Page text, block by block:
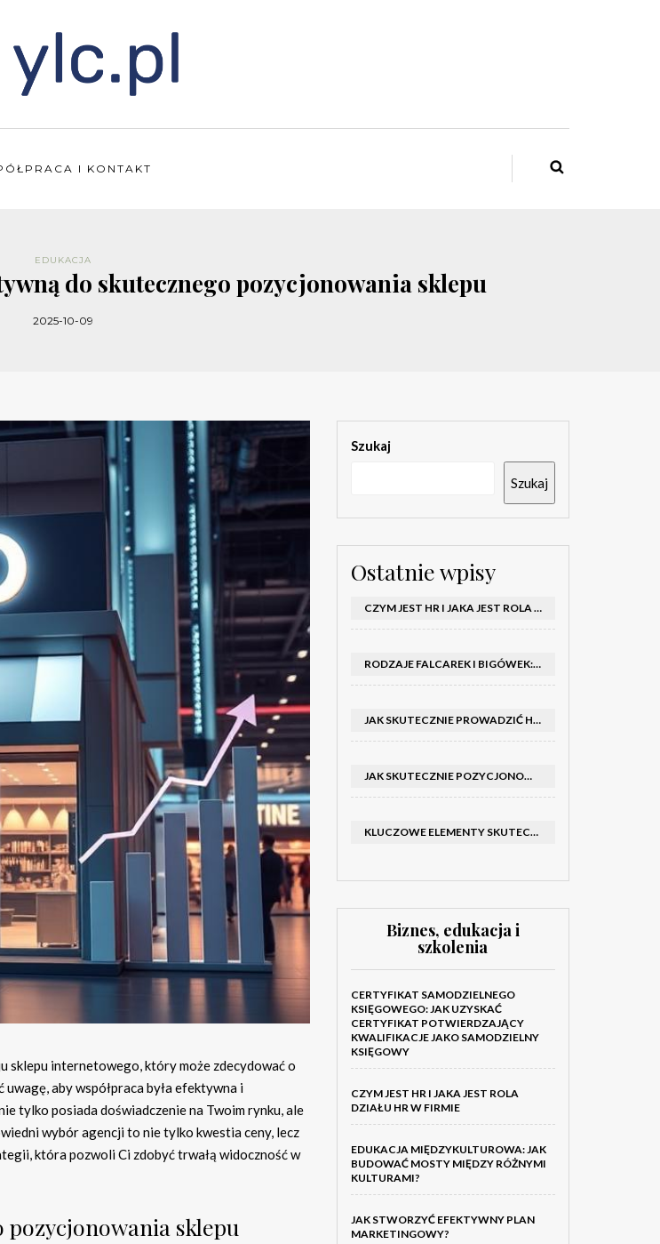
I KONTAKT
EDUKACJA
do skutecznego pozycjonowania sklepu
2025-10-09
internetowego, który może zdecydować o
aby współpraca była efektywna i
tylko posiada doświadczenie na Twoim rynku, ale
wybór agencji to nie tylko kwestia ceny, lecz
która pozwoli Ci zdobyć trwałą widoczność w
sklepu
Szukaj
Szukaj
Ostatnie wpisy
CZYM JEST HR I JAKA JEST ROLA DZIAŁU HR W FIRMIE
RODZAJE FALCAREK I BIGÓWEK: JAKIE WYBRAĆ DO PRODUKCJI?
JAK SKUTECZNIE PROWADZIĆ HOSTESSY NA TARGACH: PORADNIK I SZKOLENIA
JAK SKUTECZNIE POZYCJONOWAĆ SKLEP SHOPER: KLUCZOWE KROKI I STRATEGIE
KLUCZOWE ELEMENTY SKUTECZNEGO KATALOGU FIRMOWEGO I BROSZURY
Biznes, edukacja i
szkolenia
CERTYFIKAT SAMODZIELNEGO
KSIĘGOWEGO: JAK UZYSKAĆ
CERTYFIKAT POTWIERDZAJĄCY
KWALIFIKACJE JAKO SAMODZIELNY
KSIĘGOWY
CZYM JEST HR I JAKA JEST ROLA
DZIAŁU HR W FIRMIE
EDUKACJA MIĘDZYKULTUROWA: JAK
BUDOWAĆ MOSTY MIĘDZY RÓŻNYMI
KULTURAMI?
JAK STWORZYĆ EFEKTYWNY PLAN
MARKETINGOWY?